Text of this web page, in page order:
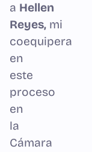
a Hellen
Reyes, mi
coequipera
en
este
proceso
en
la
Cámara